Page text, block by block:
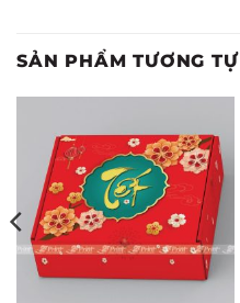
SẢN PHẨM TƯƠNG TỰ